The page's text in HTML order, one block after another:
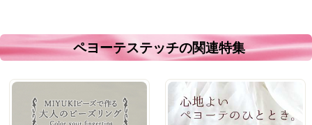
ペヨーテステッチの関連特集